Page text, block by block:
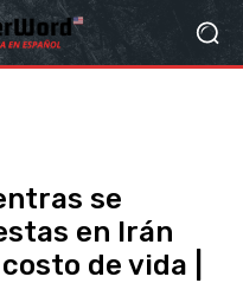
se
en Irán
de vida |